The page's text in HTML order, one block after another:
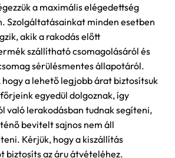
a maximális elégedettség
Szolgáltatásainkat minden esetben
akik a rakodás előtt
szállítható csomagolásáról és
sérülésmentes állapotáról.
a lehető legjobb árat biztosítsuk
egyedül dolgoznak, így
való lerakodásban tudnak segíteni,
bevitelt sajnos nem áll
Kérjük, hogy a kiszállítás
biztosíts az áru átvételéhez.